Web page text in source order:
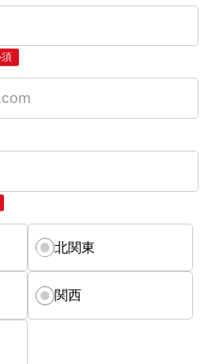
北関東
関西